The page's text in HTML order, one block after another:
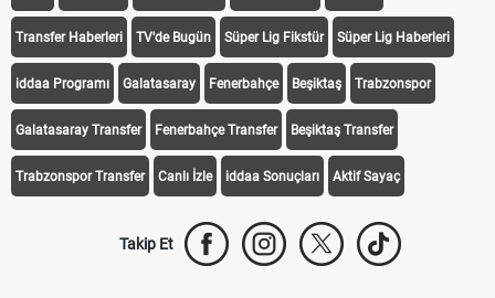
Transfer Haberleri TV'de Bugün Süper Lig Fikstür Süper Lig Haberleri
iddaa Programı Galatasaray Fenerbahçe Beşiktaş Trabzonspor
Galatasaray Transfer Fenerbahçe Transfer Beşiktaş Transfer
Trabzonspor Transfer Canlı İzle iddaa Sonuçları Aktif Sayaç
Takip Et